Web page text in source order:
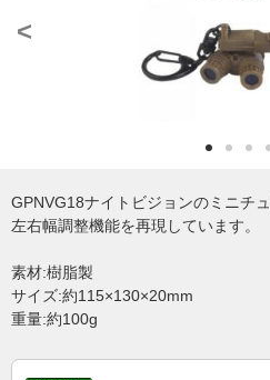
<
GPNVG18ナイトビジョンのミニチ
左右幅調整機能を再現しています。
素材:樹脂製
サイズ:約115×130×20mm
重量:約100g